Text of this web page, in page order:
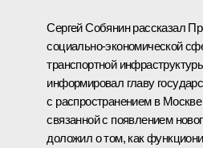
Сергей Собянин рассказал
социально-экономической
транспортной
информировал главу
с распространением в
связанной с появлением
доложил о том, как